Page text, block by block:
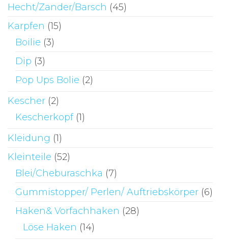
Hecht/Zander/Barsch (45)
Karpfen (15)
Boilie (3)
Dip (3)
Pop Ups Bolie (2)
Kescher (2)
Kescherkopf (1)
Kleidung (1)
Kleinteile (52)
Blei/Cheburaschka (7)
Gummistopper/ Perlen/ Auftriebskörper (6)
Haken& Vorfachhaken (28)
Löse Haken (14)